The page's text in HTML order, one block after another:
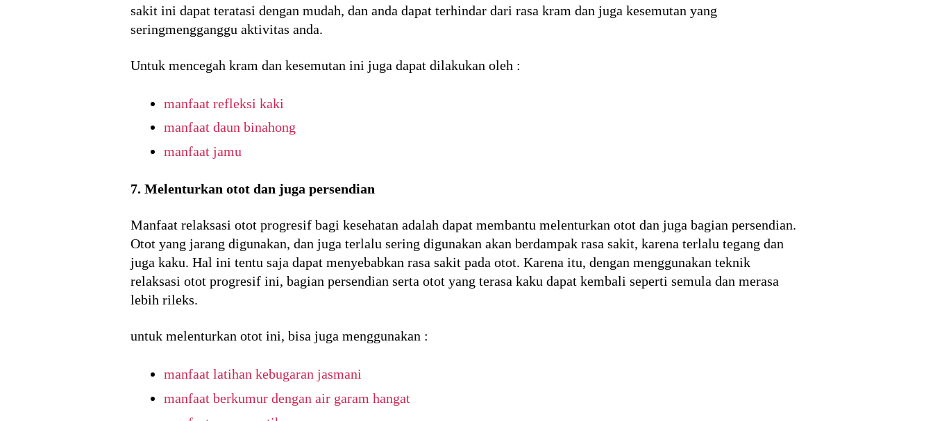
sakit ini dapat teratasi dengan mudah, dan anda dapat terhindar dari rasa kram dan juga kesemutan yang
seringmengganggu aktivitas anda.
Untuk mencegah kram dan kesemutan ini juga dapat dilakukan oleh :
manfaat refleksi kaki
manfaat daun binahong
manfaat jamu
7. Melenturkan otot dan juga persendian
Manfaat relaksasi otot progresif bagi kesehatan adalah dapat membantu melenturkan otot dan juga bagian persendian.
Otot yang jarang digunakan, dan juga terlalu sering digunakan akan berdampak rasa sakit, karena terlalu tegang dan
juga kaku. Hal ini tentu saja dapat menyebabkan rasa sakit pada otot. Karena itu, dengan menggunakan teknik
relaksasi otot progresif ini, bagian persendian serta otot yang terasa kaku dapat kembali seperti semula dan merasa
lebih rileks.
untuk melenturkan otot ini, bisa juga menggunakan :
manfaat latihan kebugaran jasmani
manfaat berkumur dengan air garam hangat